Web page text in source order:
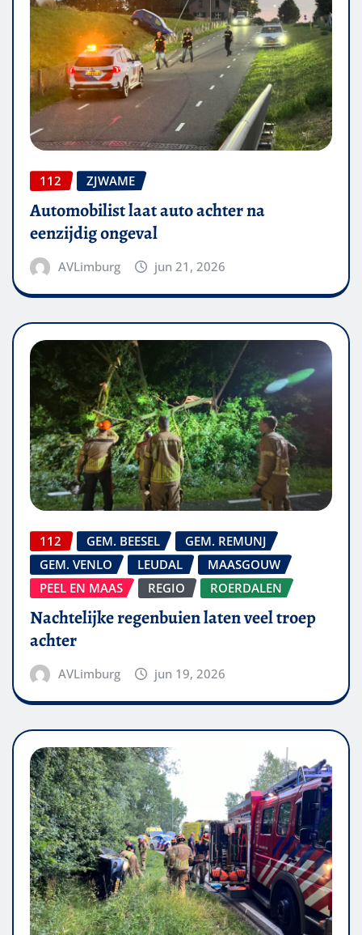
112 ZJWAME
Automobilist laat auto achter na
eenzijdig ongeval
AVLimburg jun 21, 2026
112 GEM. BEESEL
GEM. REMUNJ
GEM. VENLO
LEUDAL
MAASGOUW
PEEL EN MAAS
REGIO ROERDALEN
Nachtelijke regenbuien laten veel troep
achter
AVLimburg jun 19, 2026